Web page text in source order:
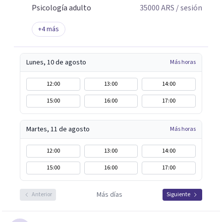
Psicología adulto
35000ARS / sesión
+4más
Lunes, 10 de agosto Más horas
12:00 13:00
14:00
15:00
16:00 17:00
Martes, 11 de agosto Más horas
12:00 13:00
14:00
15:00
16:00 17:00
Anterior Más días Siguiente